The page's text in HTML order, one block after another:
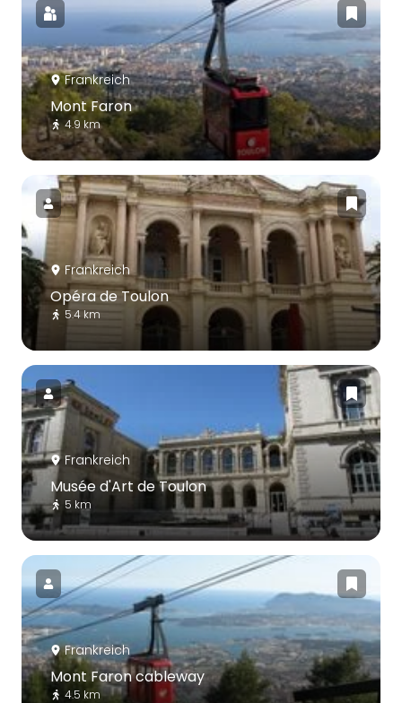
Frankreich
Mont Faron
4.9 km
Frankreich
Opéra de Toulon
5.4 km
Frankreich
Musée d'Art de Toulon
5 km
Frankreich
Mont Faron cableway
4.5 km